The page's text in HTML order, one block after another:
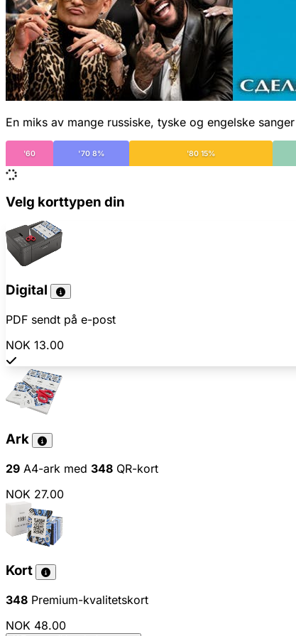
En miks av mange russiske, tyske og engelske sanger
'60 '70 8% '80 15%
Velg korttypen din
Digital
PDF sendt på e-post
NOK 13.00
Ark
29 A4-ark med 348 QR-kort
NOK 27.00
Kort
348 Premium-kvalitetskort
NOK 48.00